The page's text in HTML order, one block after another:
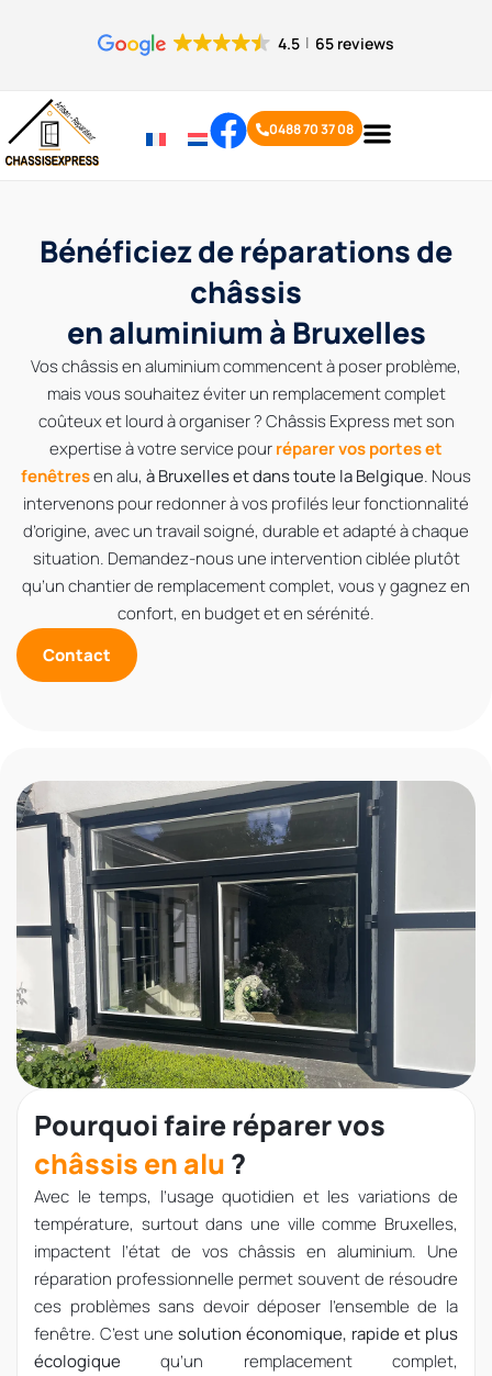
4.5 65 reviews
0488 70 37 08
Bénéficiez de réparations de
châssis
en aluminium à Bruxelles
Vos châssis en aluminium commencent à poser problème,
mais vous souhaitez éviter un remplacement complet
coûteux et lourd à organiser ? Châssis Express met son
expertise à votre service pourréparer vos portes et
fenêtresen alu, à Bruxelles et dans toute la Belgique. Nous
intervenons pour redonner à vos profilés leur fonctionnalité
d’origine, avec un travail soigné, durable et adapté à chaque
situation. Demandez-nous une intervention ciblée plutôt
qu’un chantier de remplacement complet, vous y gagnez en
confort, en budget et en sérénité.
Contact
Pourquoi faire réparer vos
châssis en alu ?
Avec le temps, l’usage quotidien et les variations de
température, surtout dans une ville comme Bruxelles,
impactent l’état de vos châssis en aluminium. Une
réparation professionnelle permet souvent de résoudre
ces problèmes sans devoir déposer l’ensemble de la
fenêtre. C’est une solution économique, rapide et plus
écologique qu’un remplacement complet,